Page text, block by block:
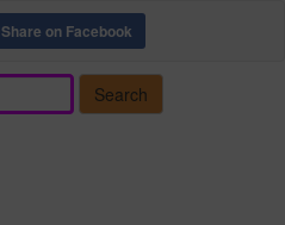
Share on Facebook
Search